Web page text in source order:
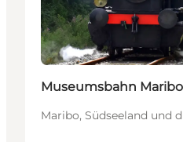
Museumsbahn
Maribo, Südseeland und